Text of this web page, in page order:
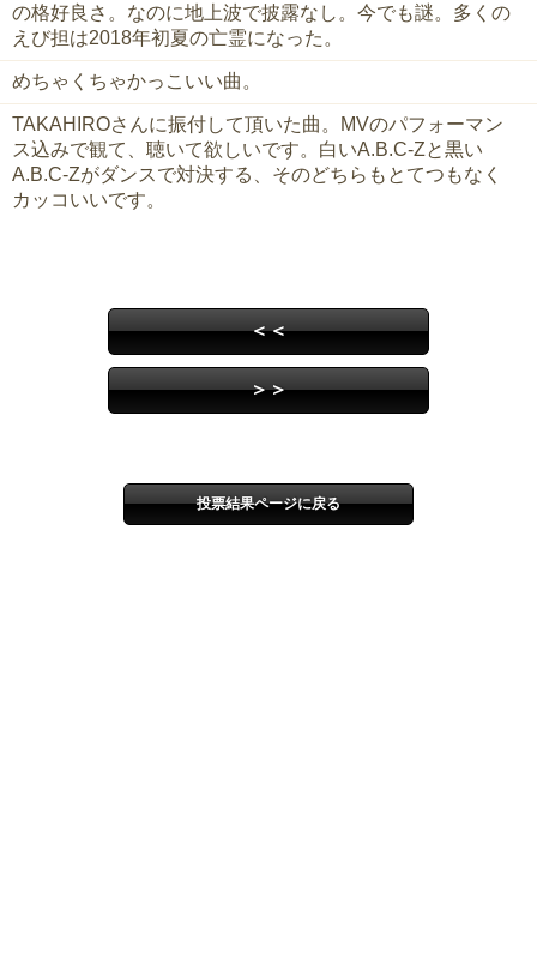
の格好良さ。なのに地上波で披露なし。今でも謎。多くの
えび担は2018年初夏の亡霊になった。
めちゃくちゃかっこいい曲。
TAKAHIROさんに振付して頂いた曲。MVのパフォーマン
ス込みで観て、聴いて欲しいです。白いA.B.C-Zと黒い
A.B.C-Zがダンスで対決する、そのどちらもとてつもなく
カッコいいです。
＜＜
＞＞
投票結果ページに戻る